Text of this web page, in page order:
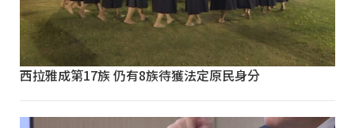
西拉雅成第17族 仍有8族待獲法定原民身分